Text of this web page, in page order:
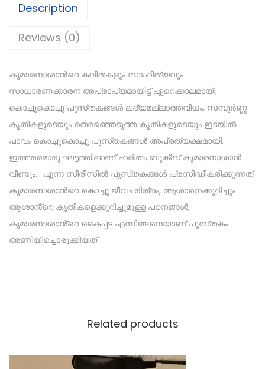
Description
Reviews (0)
കുമാരനാശാൻറെ കവിതകളും സാഹിത്യവും
സാധാരണക്കാരന് അപ്രാപ്യമായിട്ട് ഏറെക്കാലമായി;
കൊച്ചുകൊച്ചു പുസ്‌തകങ്ങൾ ലഭ്യമല്ലാത്തവിധം. സമ്പൂർണ്ണ
കൃതികളുടെയും തെരഞ്ഞെടുത്ത കൃതികളുടെയും ഇടയിൽ
പാവം കൊച്ചുകൊച്ചു പുസ്‌തകങ്ങൾ അപ്രത്യക്ഷമായി.
ഇത്തരമൊരു ഘട്ടത്തിലാണ് ഹരിതം ബുക്സ് കുമാരനാശാൻ
വീണ്ടും… എന്ന സീരീസിൽ പുസ്‌തകങ്ങൾ പ്രസിദ്ധീകരിക്കുന്നത്.
കുമാരനാശാൻറെ കൊച്ചു ജീവചരിത്രം, ആശാനെക്കുറിച്ചും
ആശാൻ്റെ കൃതികളെക്കുറിച്ചുമുള്ള പഠനങ്ങൾ,
കുമാരനാശാൻ്റെ കൈപ്പട എന്നിങ്ങനെയാണ് പുസ്‌തകം
അണിയിച്ചൊരുക്കിയത്.
Related products